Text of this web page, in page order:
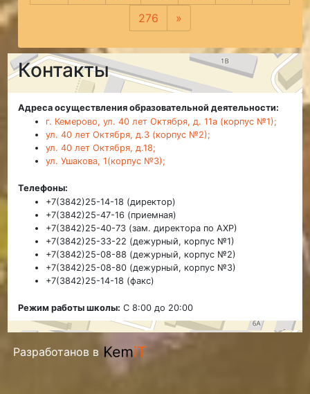
276
»
Контакты
Адреса осуществления образовательной деятельности:
г. Кемерово, ул. 40 лет Октября, д. 11а (корпус №1);
ул. 40 лет Октября, д.3 (корпус №2);
ул. 40 лет Октября, д.18;
ул. Ушакова, 1(корпус №3);
Телефоны:
+7(3842)25-14-18 (директор)
+7(3842)25-47-16 (приемная)
+7(3842)25-40-73 (зам. директора по АХР)
+7(3842)25-33-22 (дежурный, корпус №1)
+7(3842)25-08-88 (дежурный, корпус №2)
+7(3842)25-08-80 (дежурный, корпус №3)
+7(3842)25-14-18 (факс)
Режим работы школы: С 8:00 до 20:00
Разработанов в